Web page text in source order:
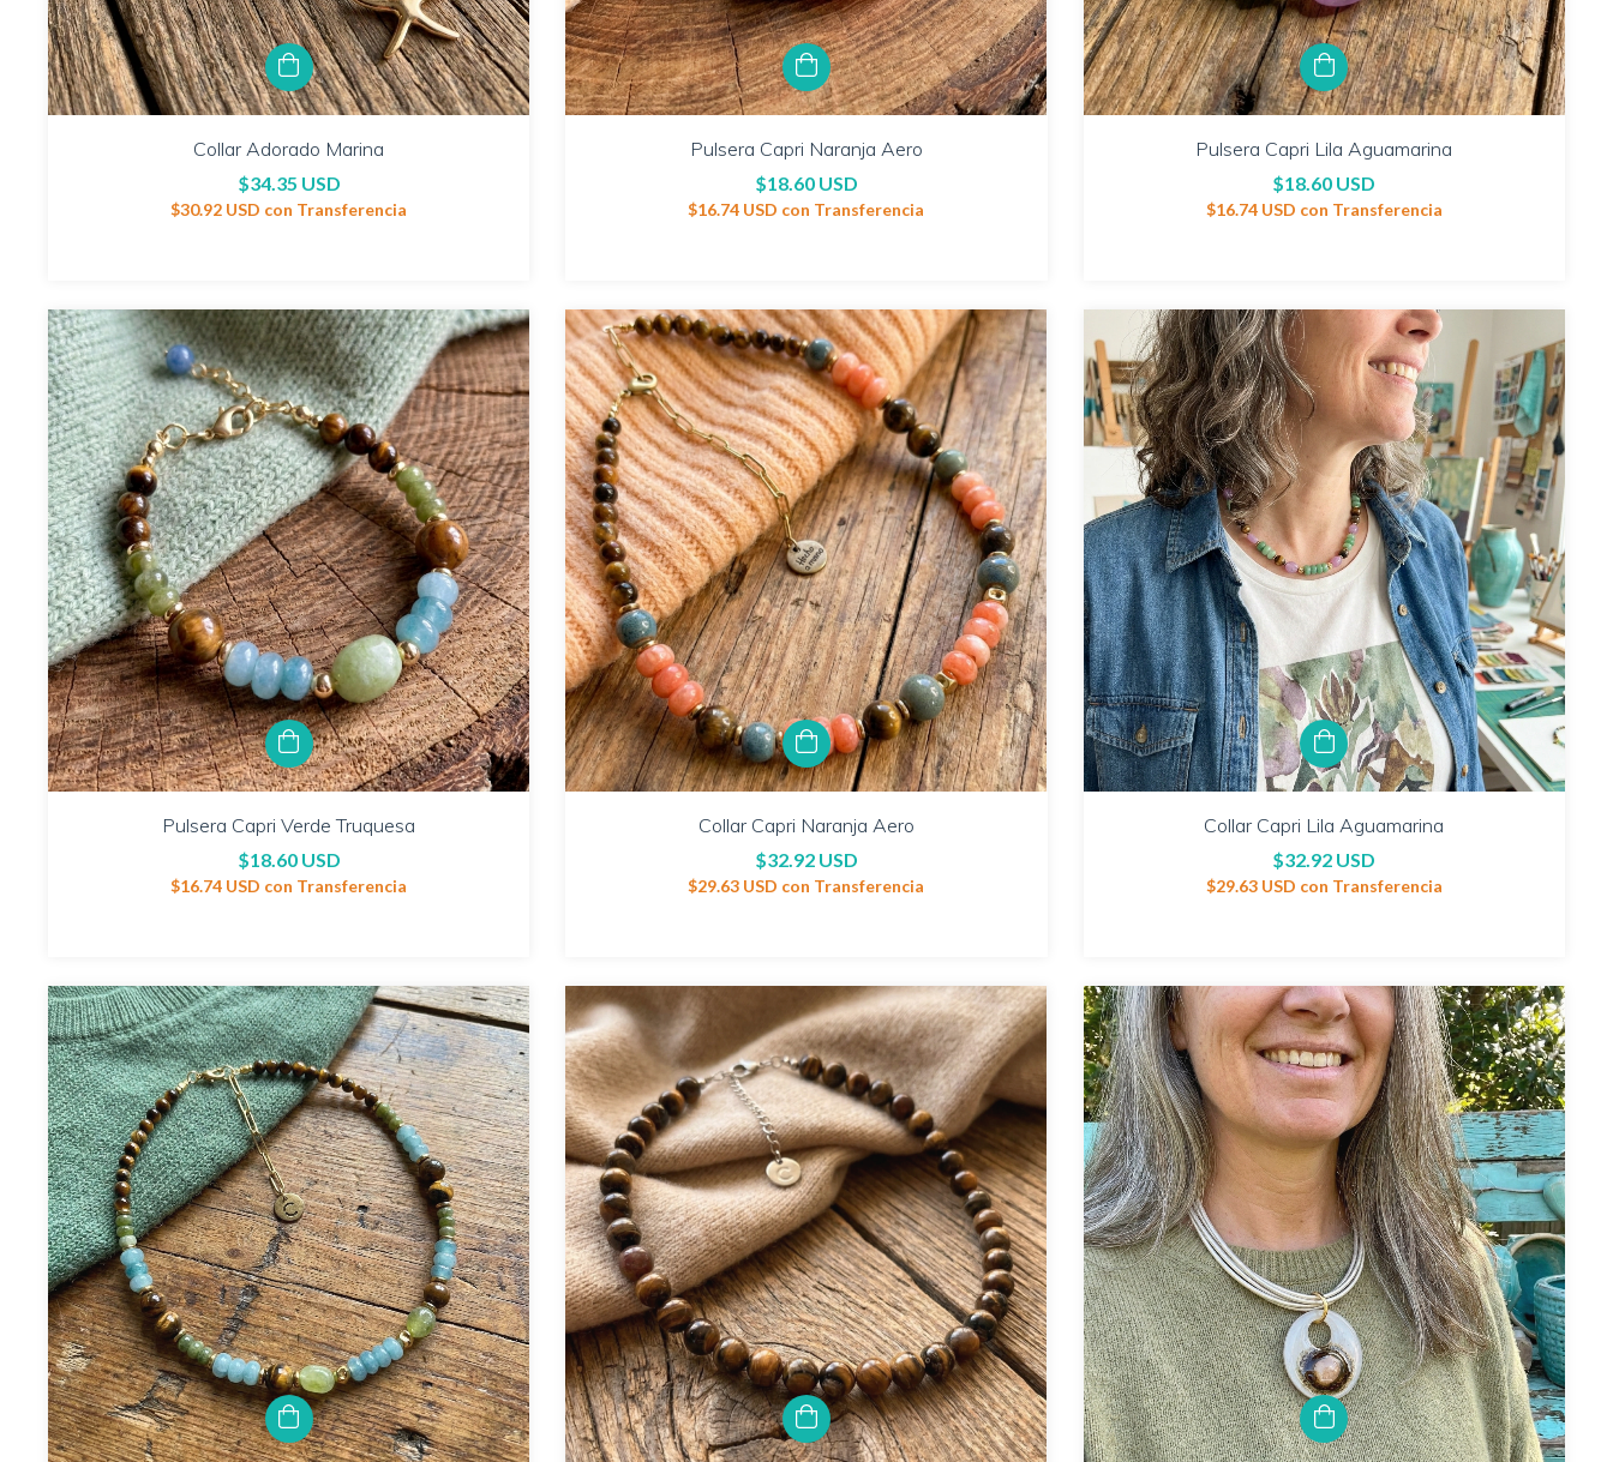
Collar Adorado Marina
$34.35 USD
$30.92 USD con Transferencia
Pulsera Capri Naranja Aero
$18.60 USD
$16.74 USD con Transferencia
Pulsera Capri Lila Aguamarina
$18.60 USD
$16.74 USD con Transferencia
Pulsera Capri Verde Truquesa
$18.60 USD
$16.74 USD con Transferencia
Collar Capri Naranja Aero
$32.92 USD
$29.63 USD con Transferencia
Collar Capri Lila Aguamarina
$32.92 USD
$29.63 USD con Transferencia